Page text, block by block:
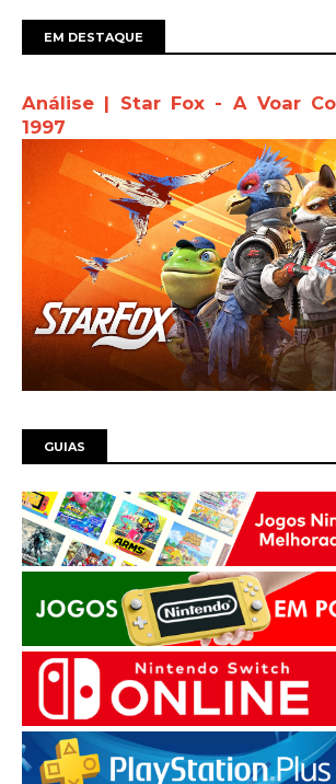
EM DESTAQUE
Análise | Star Fox - A Voar
1997
GUIAS